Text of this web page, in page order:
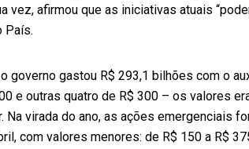
vez, afirmou que as iniciativas atuais
País.
governo gastou R$ 293,1 bilhões com o
e outras quatro de R$ 300 – os valores
Na virada do ano, as ações emergenciais
com valores menores: de R$ 150 a R$